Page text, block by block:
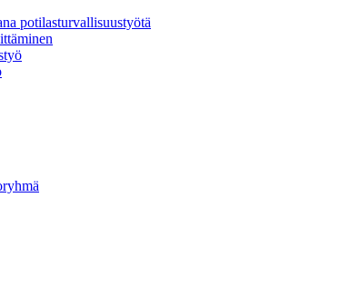
potilasturvallisuustyötä